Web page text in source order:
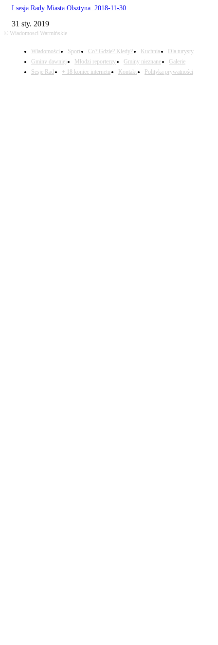
I sesja Rady Miasta Olsztyna. 2018-11-30
31 sty. 2019
© Wiadomosci Warmińskie
Wiadomości Sport Co? Gdzie? Kiedy? Kuchnia
Dla turysty
Gminy dawniej
Młodzi reporterzy Gminy nieznane
Galerie
Sesje Rad
+ 18 koniec internetu Kontakt Polityka prywatności